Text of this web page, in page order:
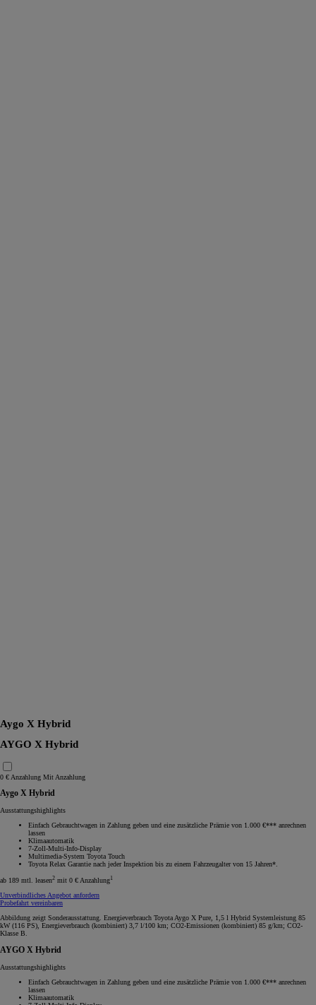
Aygo X Hybrid
AYGO X Hybrid
0 € Anzahlung Mit Anzahlung
Aygo X Hybrid
Ausstattungshighlights
Einfach Gebrauchtwagen in Zahlung geben und eine zusätzliche Prämie von 1.000 €*** anrechnen
lassen
Klimaautomatik
7-Zoll-Multi-Info-Display
Multimedia-System Toyota Touch
Toyota Relax Garantie nach jeder Inspektion bis zu einem Fahrzeugalter von 15 Jahren*.
ab 189 mtl. leasen2 mit 0 € Anzahlung1
Unverbindliches Angebot anfordern
Probefahrt vereinbaren
Abbildung zeigt Sonderausstattung. Energieverbrauch Toyota Aygo X Pure, 1,5 l Hybrid Systemleistung 85
kW (116 PS), Energieverbrauch (kombiniert) 3,7 l/100 km; CO2-Emissionen (kombiniert) 85 g/km; CO2-
Klasse B.
AYGO X Hybrid
Ausstattungshighlights
Einfach Gebrauchtwagen in Zahlung geben und eine zusätzliche Prämie von 1.000 €*** anrechnen
lassen
Klimaautomatik